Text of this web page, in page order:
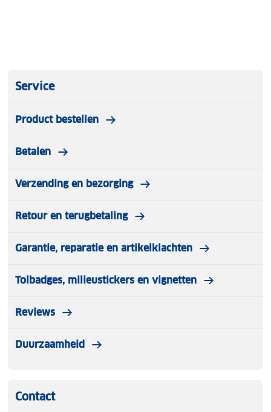
Service
Product bestellen
Betalen
Verzending en bezorging
Retour en terugbetaling
Garantie, reparatie en artikelklachten
Tolbadges, milieustickers en vignetten
Reviews
Duurzaamheid
Contact